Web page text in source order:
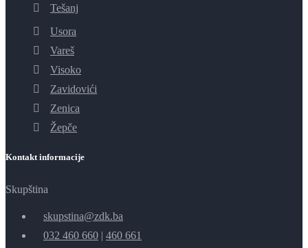
Tešanj
Usora
Vareš
Visoko
Zavidovići
Zenica
Žepče
Kontakt informacije
Skupština
skupstina@zdk.ba
032 460 660 | 460 661